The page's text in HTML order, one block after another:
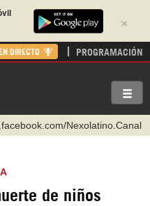
×
DIRECTO PROGRAMACIÓN
Nexolatino.Canal
@nexo_latino
c/hispantv
de niños